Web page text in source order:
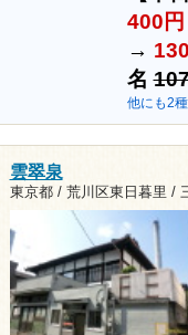
400円
→
名
他にも2
雲翠泉
東京都 / 荒川区東日暮里 /